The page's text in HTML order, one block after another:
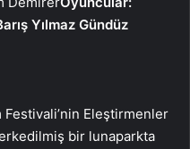
Yılmaz Gündüz
Eleştirmenler
bir lunaparkta